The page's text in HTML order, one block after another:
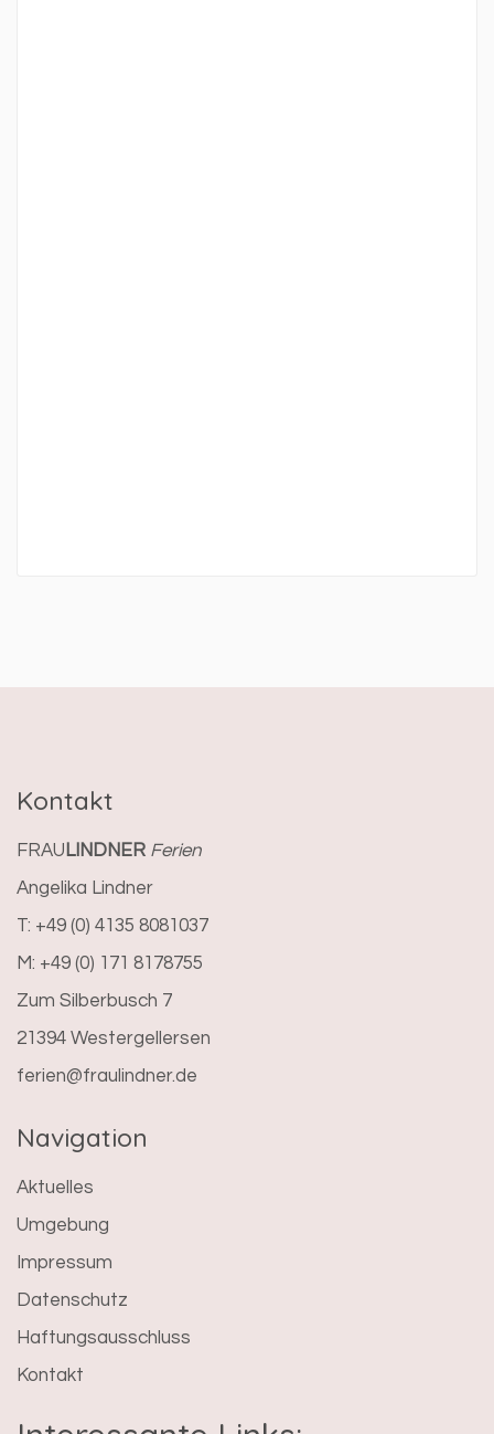
Kontakt
FRAU LINDNER Ferien
Angelika Lindner
T: +49 (0) 4135 8081037
M: +49 (0) 171 8178755
Zum Silberbusch 7
21394 Westergellersen
ferien@fraulindner.de
Navigation
Aktuelles
Umgebung
Impressum
Datenschutz
Haftungsausschluss
Kontakt